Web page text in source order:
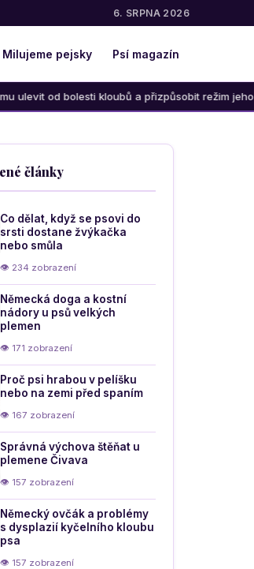
6. SRPNA 2026
Milujeme pejsky Psí magazín
bolesti kloubů a přizpůsobit režim jeho věku
články
Co dělat, když se psovi do
srsti dostane žvýkačka
nebo smůla
👁 234 zobrazení
Německá doga a kostní
nádory u psů velkých
plemen
👁 171 zobrazení
Proč psi hrabou v pelíšku
nebo na zemi před spaním
👁 167 zobrazení
Správná výchova štěňat u
plemene Čivava
👁 157 zobrazení
Německý ovčák a problémy
s dysplazií kyčelního kloubu
psa
👁 157 zobrazení